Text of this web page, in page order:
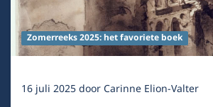
Zomerreeks 2025: het favoriete boek
16 juli 2025doorCarinne Elion-Valter